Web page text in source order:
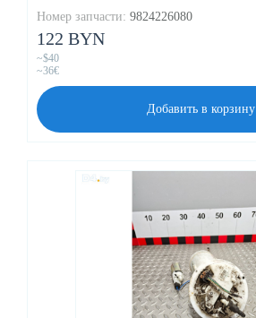
Номер запчасти: 9824226080
122 BYN
~$40
~36€
Добавить в корзину